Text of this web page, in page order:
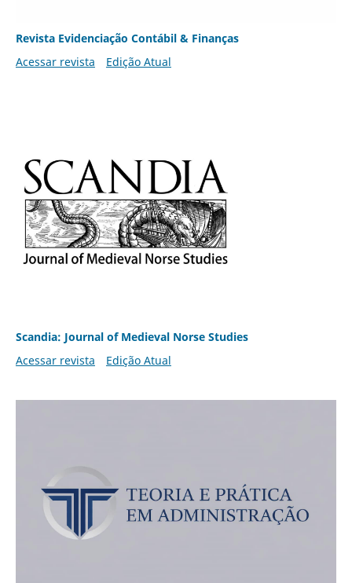
Revista Evidenciação Contábil & Finanças
Acessar revista
Edição Atual
Scandia: Journal of Medieval Norse Studies
Acessar revista
Edição Atual